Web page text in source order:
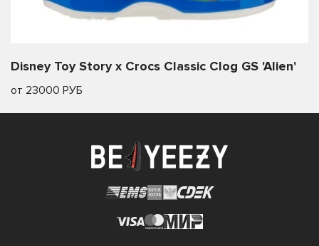
Disney Toy Story x Crocs Classic Clog GS 'Alien'
от 23000 РУБ